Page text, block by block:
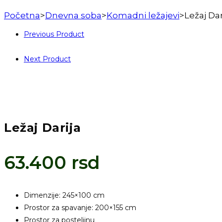
Početna>Dnevna soba>Komadni ležajevi>Ležaj
Previous Product
Next Product
Ležaj Darija
63.400 rsd
Dimenzije: 245×100 cm
Prostor za spavanje: 200×155 cm
Prostor za posteljinu